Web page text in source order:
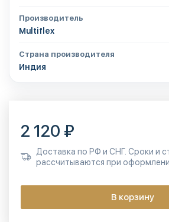
Производитель
Multiflex
Страна производителя
Индия
2 120 ₽
Доставка по РФ и СНГ. Сроки и
рассчитываются при
В корзину